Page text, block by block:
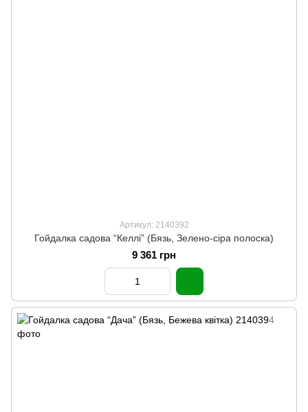
Артикул: 2140392
Гойдалка садова “Келлі” (Бязь, Зелено-сіра полоска)
9 361 грн